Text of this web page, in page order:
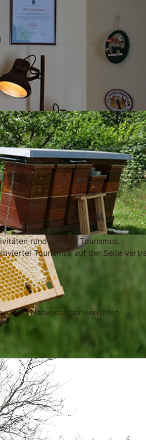
rund um den Tourismus,
Tourismus auf der Seite
als Nahversorger vertreten.